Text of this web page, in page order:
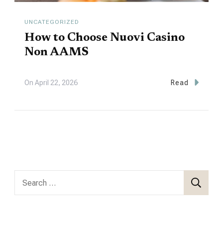
UNCATEGORIZED
How to Choose Nuovi Casino
Non AAMS
On April 22, 2026 Read